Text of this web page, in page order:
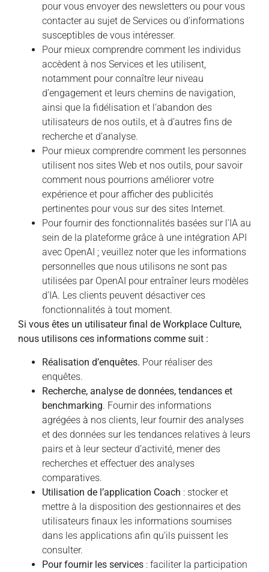
pour vous envoyer des newsletters ou pour vous
contacter au sujet de Services ou d’informations
susceptibles de vous intéresser.
Pour mieux comprendre comment les individus
accèdent à nos Services et les utilisent,
notamment pour connaître leur niveau
d’engagement et leurs chemins de navigation,
ainsi que la fidélisation et l’abandon des
utilisateurs de nos outils, et à d’autres fins de
recherche et d’analyse.
Pour mieux comprendre comment les personnes
utilisent nos sites Web et nos outils, pour savoir
comment nous pourrions améliorer votre
expérience et pour afficher des publicités
pertinentes pour vous sur des sites Internet.
Pour fournir des fonctionnalités basées sur l’IA au
sein de la plateforme grâce à une intégration API
avec OpenAI ; veuillez noter que les informations
personnelles que nous utilisons ne sont pas
utilisées par OpenAI pour entraîner leurs modèles
d’IA. Les clients peuvent désactiver ces
fonctionnalités à tout moment.
Si vous êtes un utilisateur final de Workplace Culture,
nous utilisons ces informations comme suit :
Réalisation d’enquêtes. Pour réaliser des
enquêtes.
Recherche, analyse de données, tendances et
benchmarking. Fournir des informations
agrégées à nos clients, leur fournir des analyses
et des données sur les tendances relatives à leurs
pairs et à leur secteur d’activité, mener des
recherches et effectuer des analyses
comparatives.
Utilisation de l’application Coach : stocker et
mettre à la disposition des gestionnaires et des
utilisateurs finaux les informations soumises
dans les applications afin qu’ils puissent les
consulter.
Pour fournir les services : faciliter la participation